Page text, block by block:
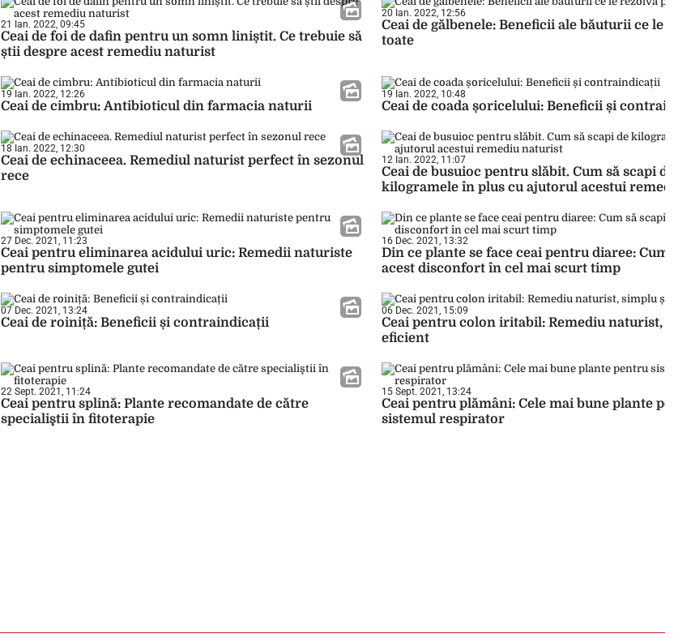
21 Ian. 2022, 09:45
Ceai de foi de dafin pentru un somn liniștit. Ce trebuie să
știi despre acest remediu naturist
20 Ian. 2022, 12:56
Ceai de gălbenele: Beneficii ale băuturii ce le
toate
19 Ian. 2022, 12:26
Ceai de cimbru: Antibioticul din farmacia naturii
19 Ian. 2022, 10:48
Ceai de coada șoricelului: Beneficii și
18 Ian. 2022, 12:30
Ceai de echinaceea. Remediul naturist perfect în sezonul
rece
12 Ian. 2022, 11:07
Ceai de busuioc pentru slăbit. Cum să scapi de
kilogramele în plus cu ajutorul acestui
27 Dec. 2021, 11:23
Ceai pentru eliminarea acidului uric: Remedii naturiste
pentru simptomele gutei
16 Dec. 2021, 13:32
Din ce plante se face ceai pentru diaree: Cum
acest disconfort în cel mai scurt timp
07 Dec. 2021, 13:24
Ceai de roiniță: Beneficii și contraindicații
06 Dec. 2021, 15:09
Ceai pentru colon iritabil: Remediu naturist,
eficient
22 Sept. 2021, 11:24
Ceai pentru splină: Plante recomandate de către
specialiştii în fitoterapie
15 Sept. 2021, 13:24
Ceai pentru plămâni: Cele mai bune plante
sistemul respirator